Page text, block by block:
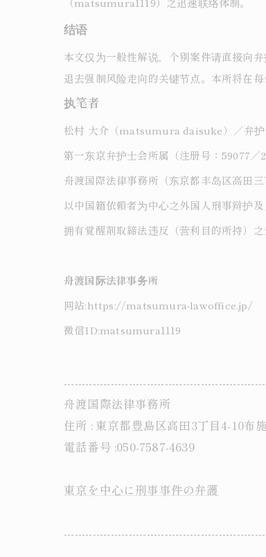
结语
本文仅为一般性解说，个别案件请直接向
退去强制风险走向的关键节点。本所将在
执笔者
松村 大介（matsumura daisuke）／弁护
第一东京弁护士会所属（注册号：59077／
舟渡国際法律事務所（东京都丰岛区高田三
以中国籍依頼者为中心之外国人刑事辩护
拥有覚醒剤取締法违反（营利目的所持）
舟渡国际法律事务所
网站:https://matsumura-lawoffice.jp/
微信ID:matsumura1119
舟渡国際法律事務所
住所 : 東京都豊島区高田3丁目4-10布
電話番号 :050-7587-4639
東京を中心に刑事事件の弁護